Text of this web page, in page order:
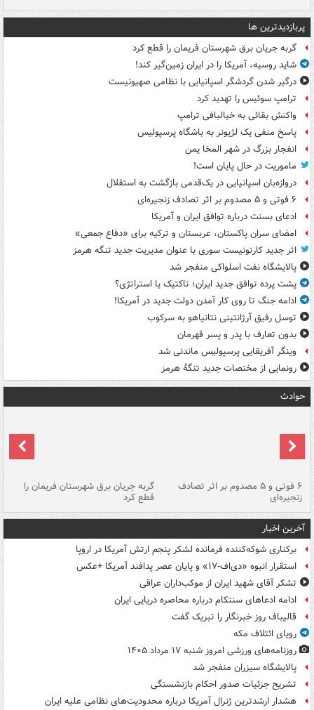
پربازدیدترین ها
گربه جریان برق شهرستان فریمان را قطع کرد
شاید روسیه، آمریکا را در ایران زمین‌گیر کند!
درگیر شدن گردشگر اسپانیایی با نظامی صهیونیست
ترامپ سوئیس را تهدید کرد
واکنش بقائی به خیالبافی ترامپ
پاسخ منفی یک لژیونر به باشگاه پرسپولیس
انفجار بزرگ در شهر المخا یمن
ماموریت در حال پایان است!
دروازه‌بان اسپانیایی در یک‌قدمی بازگشت به استقلال
۶ فوتی و ۵ مصدوم بر اثر تصادف زنجیره‌ای
ادعای بسنت درباره توافق ایران و آمریکا
امضای سران پاکستان، عربستان و ترکیه برای «دفاع جمعی»
اثر جدید کارتونیست سوری با عنوان مدیریت جدید تنگه هرمز
پالایشگاه نفت اسلواکی منفجر شد
پشت پرده توافق جدید ایران؛ تاکتیک یا استراتژی؟
ادامه جنگ تا روی کار آمدن دولت جدید در آمریکا!
توسل رفیق آرژانتینی نتانیاهو به سرکوب
بدون تعارف با پدر و پسر قهرمان
وینگر آفریقایی پرسپولیس ماندنی شد
رونمایی از مختصات جدید تنگۀ هرمز
حوادث
۶ فوتی و ۵ مصدوم بر اثر تصادف
زنجیره‌ای
گربه جریان برق شهرستان فریمان را
قطع کرد
آخرین اخبار
برکناری شوکه‌کننده فرمانده لشکر پنجم ارتش آمریکا در اروپا
استقرار انبوه «دی‌اف‑۱۷» و پایان عصر پدافند آمریکا +عکس
تشکر آقای شهید ایران از موکب‌داران عراقی
ادامه ادعاهای سنتکام درباره محاصره دریایی ایران
قالیباف روز خبرنگار را تبریک گفت
رویای ائتلاف مکه
روزنامه‌های ورزشی امروز ‌شنبه ۱۷ مرداد ۱۴۰۵
پالایشگاه سیزران منفجر شد
تشریح جزئیات صدور احکام بازنشستگی
هشدار ارشدترین ژنرال آمریکا درباره محدودیت‌های نظامی علیه ایران